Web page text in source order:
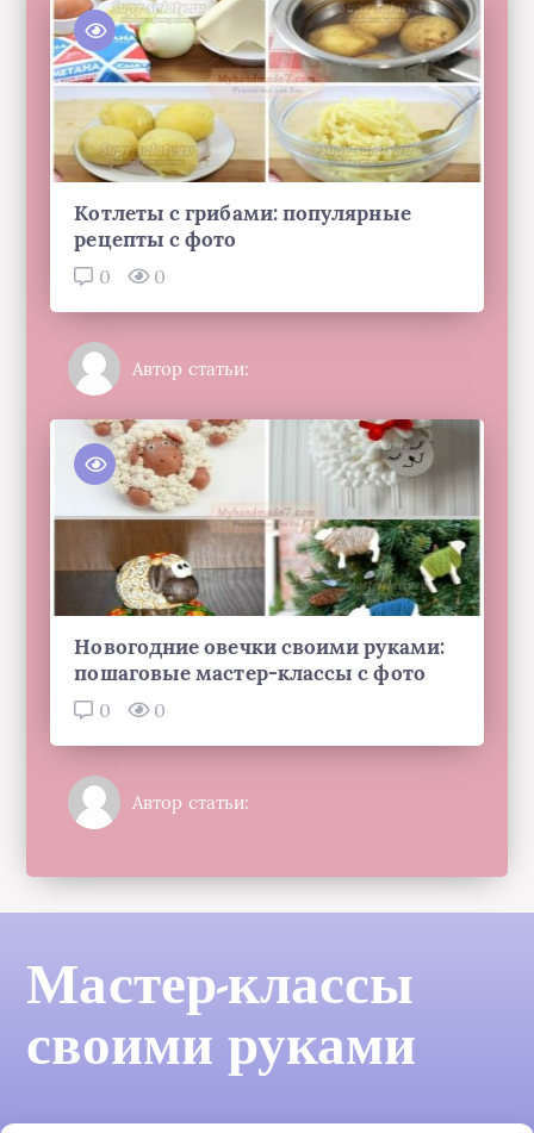
Котлеты с грибами: популярные
рецепты с фото
0 0
Автор статьи:
Новогодние овечки своими руками:
пошаговые мастер-классы с фото
0 0
Автор статьи:
Мастер-классы
своими руками